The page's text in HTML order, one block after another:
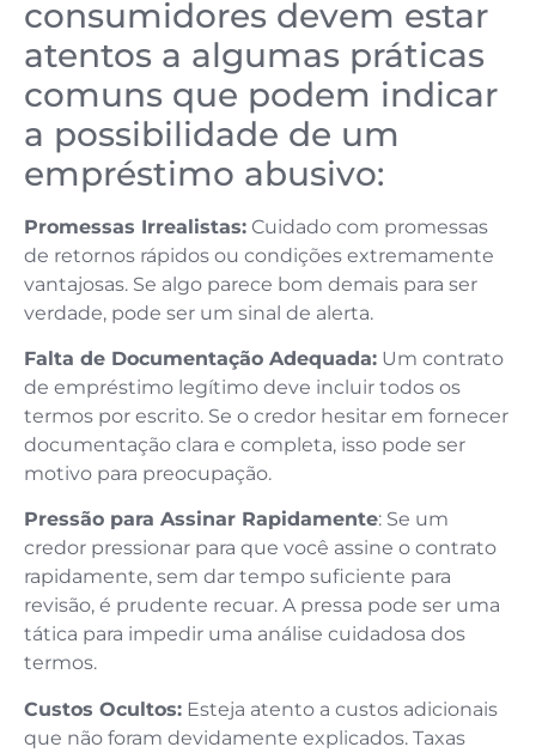
consumidores devem estar
atentos a algumas práticas
comuns que podem indicar
a possibilidade de um
empréstimo abusivo:
Promessas Irrealistas: Cuidado com promessas
de retornos rápidos ou condições extremamente
vantajosas. Se algo parece bom demais para ser
verdade, pode ser um sinal de alerta.
Falta de Documentação Adequada: Um contrato
de empréstimo legítimo deve incluir todos os
termos por escrito. Se o credor hesitar em fornecer
documentação clara e completa, isso pode ser
motivo para preocupação.
Pressão para Assinar Rapidamente: Se um
credor pressionar para que você assine o contrato
rapidamente, sem dar tempo suficiente para
revisão, é prudente recuar. A pressa pode ser uma
tática para impedir uma análise cuidadosa dos
termos.
Custos Ocultos: Esteja atento a custos adicionais
que não foram devidamente explicados. Taxas